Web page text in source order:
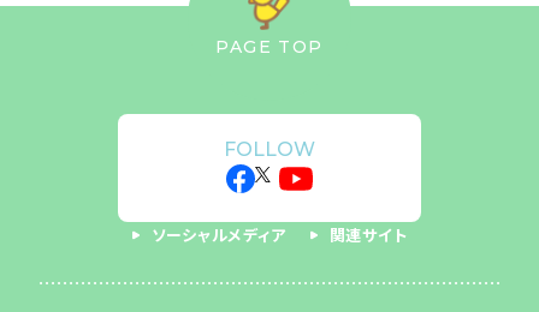
PAGE TOP
FOLLOW
ソーシャルメディア 関連サイト